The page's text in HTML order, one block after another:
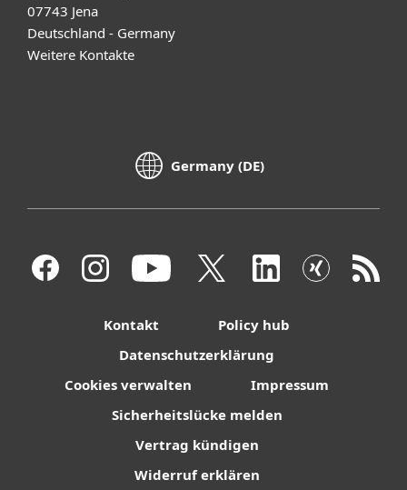
07743 Jena
Deutschland - Germany
Weitere Kontakte
Germany (DE)
Kontakt
Policy hub
Datenschutzerklärung
Cookies verwalten
Impressum
Sicherheitslücke melden
Vertrag kündigen
Widerruf erklären